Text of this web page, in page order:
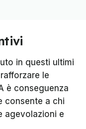
in questi ultimi
le
è conseguenza
consente a chi
agevolazioni e